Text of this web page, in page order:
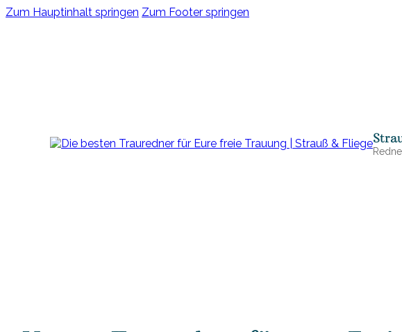
Zum Hauptinhalt springen Zum Footer springen